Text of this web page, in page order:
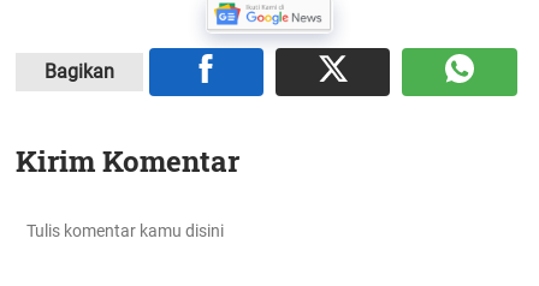
Bagikan
Kirim Komentar